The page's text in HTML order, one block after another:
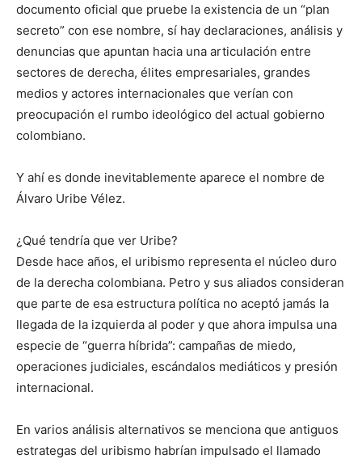
documento oficial que pruebe la existencia de un “plan
secreto” con ese nombre, sí hay declaraciones, análisis y
denuncias que apuntan hacia una articulación entre
sectores de derecha, élites empresariales, grandes
medios y actores internacionales que verían con
preocupación el rumbo ideológico del actual gobierno
colombiano.
Y ahí es donde inevitablemente aparece el nombre de
Álvaro Uribe Vélez.
¿Qué tendría que ver Uribe?
Desde hace años, el uribismo representa el núcleo duro
de la derecha colombiana. Petro y sus aliados consideran
que parte de esa estructura política no aceptó jamás la
llegada de la izquierda al poder y que ahora impulsa una
especie de “guerra híbrida”: campañas de miedo,
operaciones judiciales, escándalos mediáticos y presión
internacional.
En varios análisis alternativos se menciona que antiguos
estrategas del uribismo habrían impulsado el llamado